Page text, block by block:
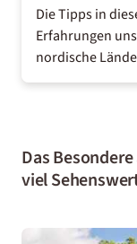
Die Tipps in
Erfahrungen
nordische
Das
viel